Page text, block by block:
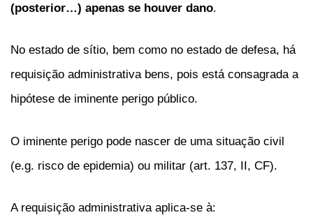
(posterior…) apenas se houver dano.
No estado de sítio, bem como no estado de defesa, há
requisição administrativa bens, pois está consagrada a
hipótese de iminente perigo público.
O iminente perigo pode nascer de uma situação civil
(e.g. risco de epidemia) ou militar (art. 137, II, CF).
A requisição administrativa aplica-se à: